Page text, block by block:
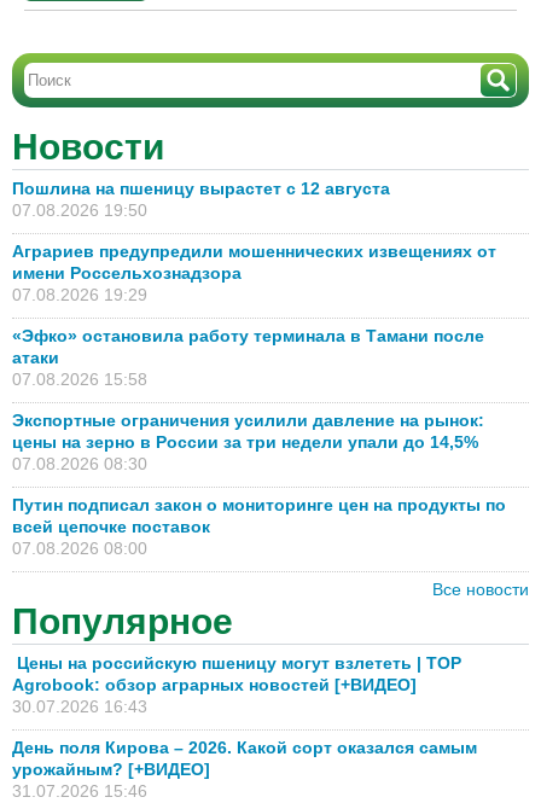
Новости
Пошлина на пшеницу вырастет с 12 августа
07.08.2026 19:50
Аграриев предупредили мошеннических извещениях от
имени Россельхознадзора
07.08.2026 19:29
«Эфко» остановила работу терминала в Тамани после
атаки
07.08.2026 15:58
Экспортные ограничения усилили давление на рынок:
цены на зерно в России за три недели упали до 14,5%
07.08.2026 08:30
Путин подписал закон о мониторинге цен на продукты по
всей цепочке поставок
07.08.2026 08:00
Все новости
Популярное
Цены на российскую пшеницу могут взлететь | TOP
Agrobook: обзор аграрных новостей [+ВИДЕО]
30.07.2026 16:43
День поля Кирова – 2026. Какой сорт оказался самым
урожайным? [+ВИДЕО]
31.07.2026 15:46